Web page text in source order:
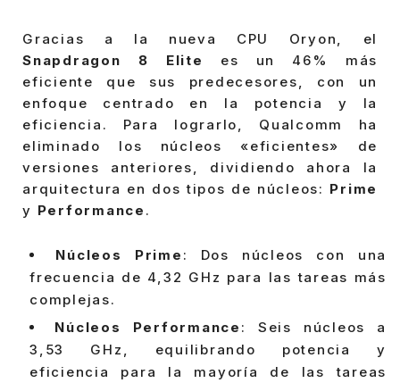
Gracias a la nueva CPU Oryon, el
Snapdragon 8 Elite
es un 46% más
eficiente que sus predecesores, con un
enfoque centrado en la potencia y la
eficiencia. Para lograrlo, Qualcomm ha
eliminado los núcleos «eficientes» de
versiones anteriores, dividiendo ahora la
arquitectura en dos tipos de núcleos: Prime
y Performance .
Núcleos Prime : Dos núcleos con una
frecuencia de 4,32 GHz para las tareas más
complejas.
Núcleos Performance : Seis núcleos a
3,53 GHz, equilibrando potencia y
eficiencia para la mayoría de las tareas